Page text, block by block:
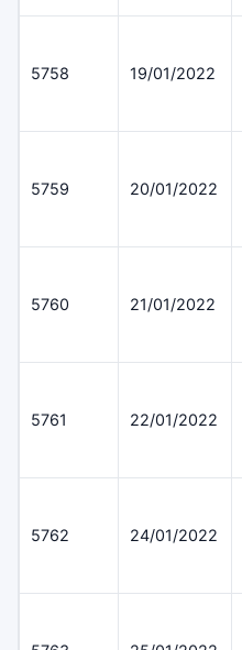
5758 19/01/2022
5759 20/01/2022
5760 21/01/2022
5761 22/01/2022
5762 24/01/2022